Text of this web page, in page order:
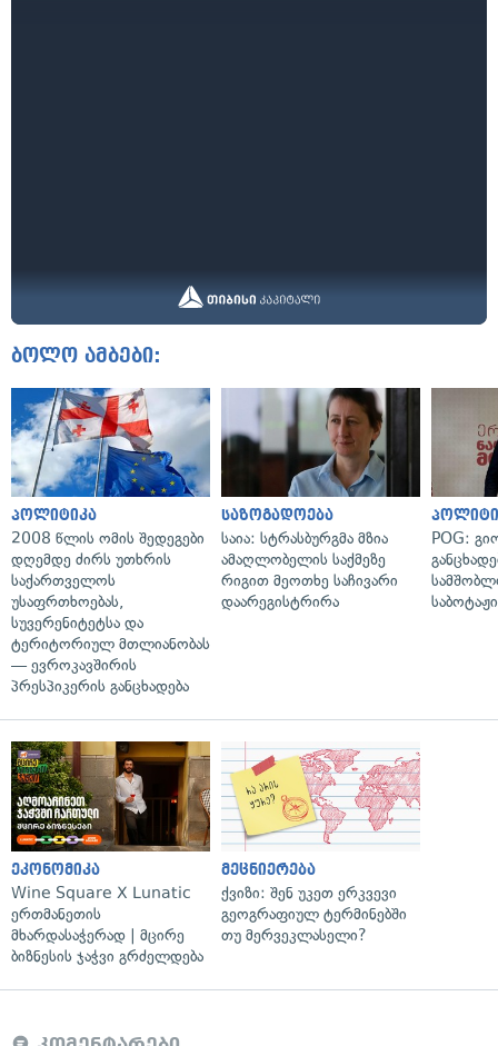
ბოლო ამბები:
პოლიტიკა
2008 წლის ომის შედეგები
დღემდე ძირს უთხრის
საქართველოს
უსაფრთხოებას,
სუვერენიტეტსა და
ტერიტორიულ მთლიანობას
— ევროკავშირის
პრესპიკერის განცხადება
საზოგადოება
საია: სტრასბურგმა მზია
ამაღლობელის საქმეზე
რიგით მეოთხე საჩივარი
დაარეგისტრირა
POG:
ეკონომიკა
Wine Square X Lunatic
ერთმანეთის
მხარდასაჭერად | მცირე
ბიზნესის ჯაჭვი გრძელდება
მეცნიერება
ქვიზი: შენ უკეთ ერკვევი
გეოგრაფიულ ტერმინებში
თუ მერვეკლასელი?